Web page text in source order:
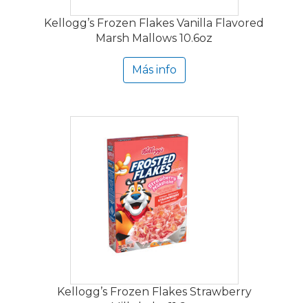
Kellogg’s Frozen Flakes Vanilla Flavored
Marsh Mallows 10.6oz
Más info
Kellogg’s Frozen Flakes Strawberry